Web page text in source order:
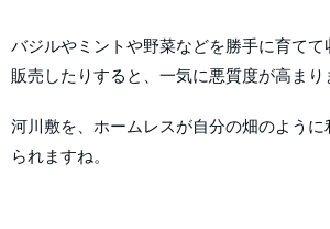
バジルやミントや野菜などを勝手に育て
販売したりすると、一気に悪質度が高まり
河川敷を、ホームレスが自分の畑のよう
られますね。